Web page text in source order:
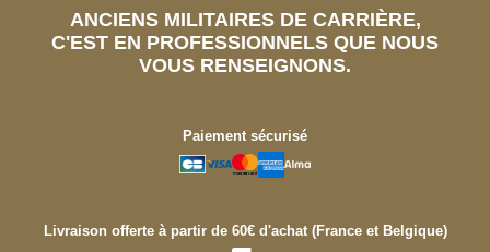
ANCIENS MILITAIRES DE CARRIÈRE,
C'EST EN PROFESSIONNELS QUE NOUS
VOUS RENSEIGNONS.
Paiement sécurisé
Livraison offerte à partir de 60€ d'achat (France et Belgique)